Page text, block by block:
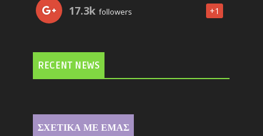
17.3k followers +1
RECENT NEWS
ΣΧΕΤΙΚΑ ΜΕ ΕΜΑΣ